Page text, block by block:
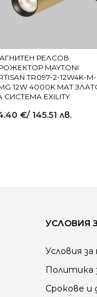
РЕЛСОВ
MAYTONI
TR097-2-12W4K-M-
12W 4000K МАТ
СИСТЕМА EXILITY
€/ 145.51 лв.
УСЛОВИЯ
Условия за
Политика
Срокове и